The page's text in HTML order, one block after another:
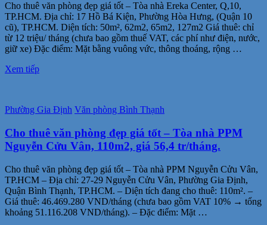
Cho thuê văn phòng đẹp giá tốt – Tòa nhà Ereka Center, Q,10,
TP.HCM. Địa chỉ: 17 Hồ Bá Kiện, Phường Hòa Hưng, (Quận 10
cũ), TP.HCM. Diện tích: 50m², 62m2, 65m2, 127m2 Giá thuê: chỉ
từ 12 triệu/ tháng (chưa bao gồm thuế VAT, các phí như điện, nước,
giữ xe) Đặc điểm: Mặt bằng vuông vức, thông thoáng, rộng …
Xem tiếp
Phường Gia Định Văn phòng Bình Thạnh
Cho thuê văn phòng đẹp giá tốt – Tòa nhà PPM
Nguyễn Cửu Vân, 110m2, giá 56,4 tr/tháng.
Cho thuê văn phòng đẹp giá tốt – Tòa nhà PPM Nguyễn Cửu Vân,
TP.HCM – Địa chỉ: 27-29 Nguyễn Cửu Vân, Phường Gia Định,
Quận Bình Thạnh, TP.HCM. – Diện tích đang cho thuê: 110m². –
Giá thuê: 46.469.280 VND/tháng (chưa bao gồm VAT 10% → tổng
khoảng 51.116.208 VND/tháng). – Đặc điểm: Mặt …